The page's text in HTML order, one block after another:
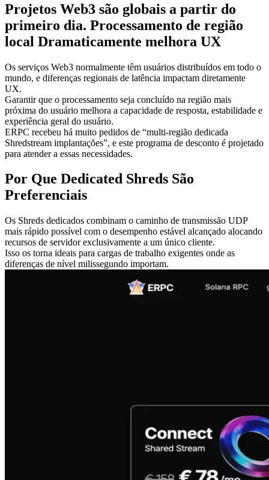
Projetos Web3 são globais a partir do
primeiro dia. Processamento de região
local Dramaticamente melhora UX
Os serviços Web3 normalmente têm usuários distribuídos em todo o
mundo, e diferenças regionais de latência impactam diretamente
UX.
Garantir que o processamento seja concluído na região mais
próxima do usuário melhora a capacidade de resposta, estabilidade e
experiência geral do usuário.
ERPC recebeu há muito pedidos de “multi-região dedicada
Shredstream implantações”, e este programa de desconto é projetado
para atender a essas necessidades.
Por Que Dedicated Shreds São
Preferenciais
Os Shreds dedicados combinam o caminho de transmissão UDP
mais rápido possível com o desempenho estável alcançado alocando
recursos de servidor exclusivamente a um único cliente.
Isso os torna ideais para cargas de trabalho exigentes onde as
diferenças de nível milissegundo importam.